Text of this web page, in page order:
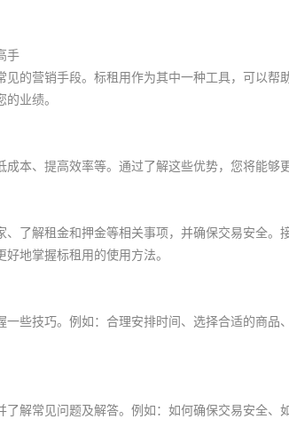
手
的营销手段。标租用作为其中一种工具，可以帮
业绩。
本、提高效率等。通过了解这些优势，您将能够
了解租金和押金等相关事项，并确保交易安全
地掌握标租用的使用方法。
些技巧。例如：合理安排时间、选择合适的商
解常见问题及解答。例如：如何确保交易安全、